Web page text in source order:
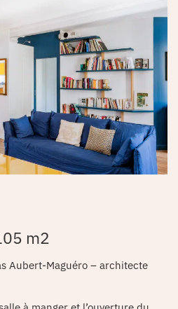
m2
Aubert-Maguéro – architecte